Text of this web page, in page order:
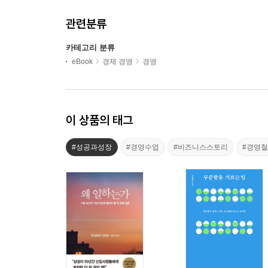
관련분류
카테고리 분류
eBook 경제 경영 경영
이 상품의 태그
#성공과성장 #경영수업 #비즈니스스토리 #경영